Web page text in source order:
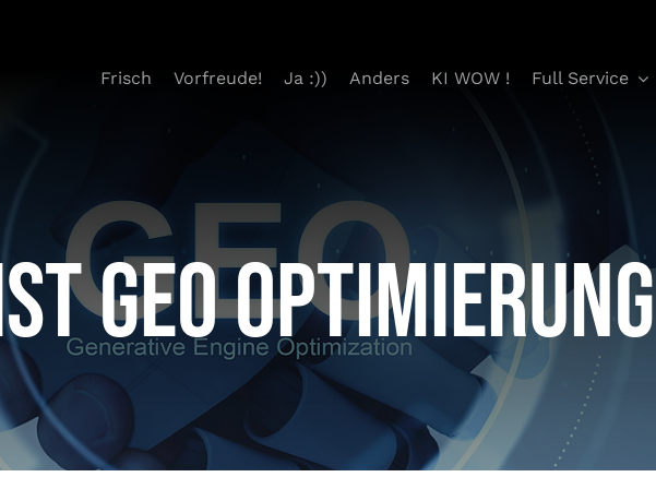
Frisch Vorfreude! Ja :)) Anders KI WOW ! Full Service
GEO optimierung